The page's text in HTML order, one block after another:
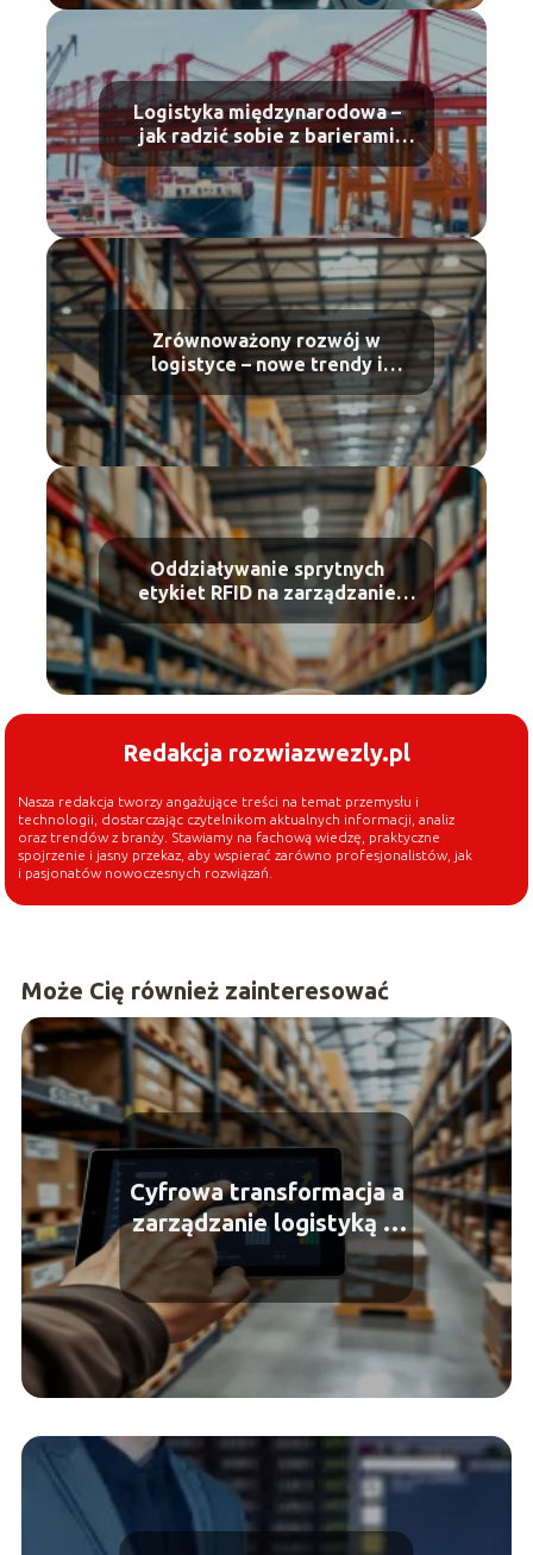
Logistyka międzynarodowa –
jak radzić sobie z barierami
celnymi?
Zrównoważony rozwój w
logistyce – nowe trendy i
regulacje
Oddziaływanie sprytnych
etykiet RFID na zarządzanie
łańcuchem dostaw
Redakcja rozwiazwezly.pl
Nasza redakcja tworzy angażujące treści na temat przemysłu i
technologii, dostarczając czytelnikom aktualnych informacji, analiz
oraz trendów z branży. Stawiamy na fachową wiedzę, praktyczne
spojrzenie i jasny przekaz, aby wspierać zarówno profesjonalistów, jak
i pasjonatów nowoczesnych rozwiązań.
Może Cię również zainteresować
Cyfrowa transformacja a
zarządzanie logistyką w
transporcie